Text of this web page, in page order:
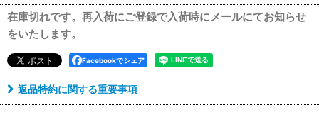
在庫切れです。再入荷にご登録で入荷時にメールにてお知らせ
をいたします。
Facebookでシェア
返品特約に関する重要事項